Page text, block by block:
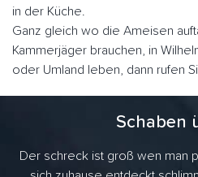
in der Küche.
Ganz gleich wo die Ameisen
Kammerjäger brauchen, in
oder Umland leben, dann rufen
Schaben
Der schreck ist groß wen man